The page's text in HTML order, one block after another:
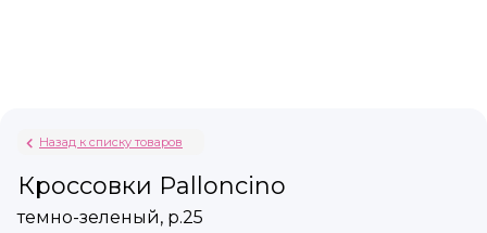
Назад к списку товаров
Кроссовки Palloncino
темно-зеленый, р.25